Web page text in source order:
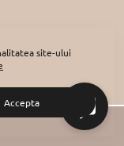
site-ului
Accepta